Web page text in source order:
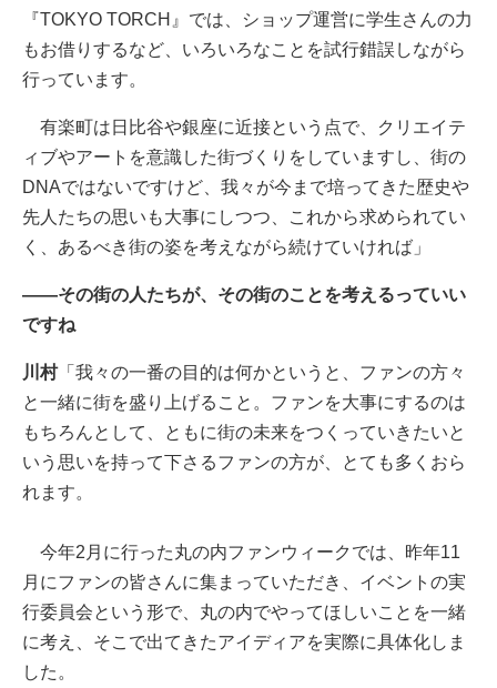
『TOKYO TORCH』では、ショップ運営に学生さんの力
もお借りするなど、いろいろなことを試行錯誤しながら
行っています。
有楽町は日比谷や銀座に近接という点で、クリエイテ
ィブやアートを意識した街づくりをしていますし、街の
DNAではないですけど、我々が今まで培ってきた歴史や
先人たちの思いも大事にしつつ、これから求められてい
く、あるべき街の姿を考えながら続けていければ」
――その街の人たちが、その街のことを考えるっていい
ですね
川村「我々の一番の目的は何かというと、ファンの方々
と一緒に街を盛り上げること。ファンを大事にするのは
もちろんとして、ともに街の未来をつくっていきたいと
いう思いを持って下さるファンの方が、とても多くおら
れます。
今年2月に行った丸の内ファンウィークでは、昨年11
月にファンの皆さんに集まっていただき、イベントの実
行委員会という形で、丸の内でやってほしいことを一緒
に考え、そこで出てきたアイディアを実際に具体化しま
した。